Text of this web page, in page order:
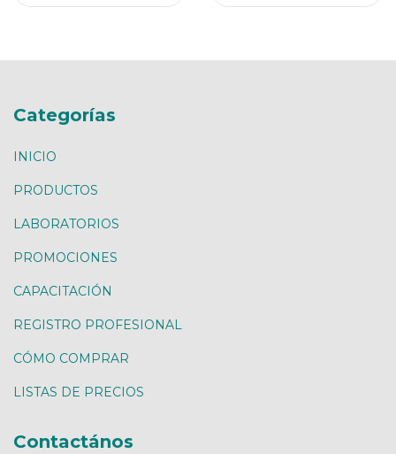
Categorías
INICIO
PRODUCTOS
LABORATORIOS
PROMOCIONES
CAPACITACIÓN
REGISTRO PROFESIONAL
CÓMO COMPRAR
LISTAS DE PRECIOS
Contactános